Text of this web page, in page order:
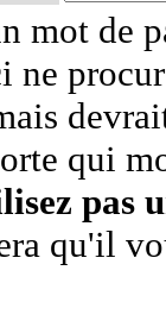
mot de
ne
qui
pas
qu'il